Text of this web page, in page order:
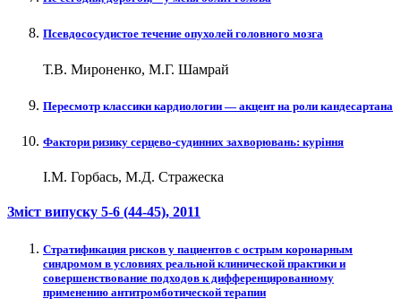
Псевдососудистое течение опухолей головного мозга
Т.В. Мироненко, М.Г. Шамрай
Пересмотр классики кардиологии — акцент на роли кандесартана
Фактори ризику серцево-судинних захворювань: куріння
І.М. Горбась, М.Д. Стражеска
Зміст випуску 5-6 (44-45), 2011
Cтратификация рисков у пациентов с острым коронарным
синдромом в условиях реальной клинической практики и
совершенствование подходов к дифференцированному
применению антитромботической терапии